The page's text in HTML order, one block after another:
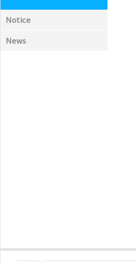
Notice
News